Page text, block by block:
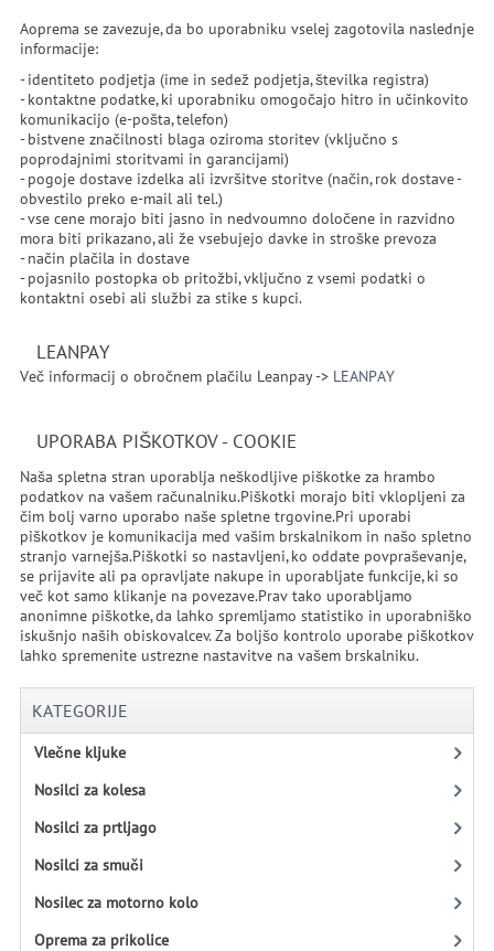
Aoprema se zavezuje, da bo uporabniku vselej zagotovila naslednje
informacije:
- identiteto podjetja (ime in sedež podjetja, številka registra)
- kontaktne podatke, ki uporabniku omogočajo hitro in učinkovito
komunikacijo (e-pošta, telefon)
- bistvene značilnosti blaga oziroma storitev (vključno s
poprodajnimi storitvami in garancijami)
- pogoje dostave izdelka ali izvršitve storitve (način, rok dostave -
obvestilo preko e-mail ali tel.)
- vse cene morajo biti jasno in nedvoumno določene in razvidno
mora biti prikazano, ali že vsebujejo davke in stroške prevoza
- način plačila in dostave
- pojasnilo postopka ob pritožbi, vključno z vsemi podatki o
kontaktni osebi ali službi za stike s kupci.
LEANPAY
Več informacij o obročnem plačilu Leanpay -> LEANPAY
UPORABA PIŠKOTKOV - COOKIE
Naša spletna stran uporablja neškodljive piškotke za hrambo
podatkov na vašem računalniku.Piškotki morajo biti vklopljeni za
čim bolj varno uporabo naše spletne trgovine.Pri uporabi
piškotkov je komunikacija med vašim brskalnikom in našo spletno
stranjo varnejša.Piškotki so nastavljeni, ko oddate povpraševanje,
se prijavite ali pa opravljate nakupe in uporabljate funkcije, ki so
več kot samo klikanje na povezave.Prav tako uporabljamo
anonimne piškotke, da lahko spremljamo statistiko in uporabniško
iskušnjo naših obiskovalcev. Za boljšo kontrolo uporabe piškotkov
lahko spremenite ustrezne nastavitve na vašem brskalniku.
KATEGORIJE
Vlečne kljuke
Nosilci za kolesa
Nosilci za prtljago
Nosilci za smuči
Nosilec za motorno kolo
Oprema za prikolice